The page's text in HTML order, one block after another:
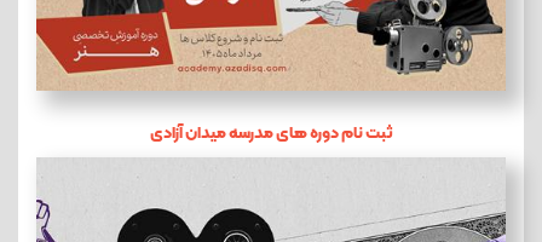
ثبت نام دوره های مدرسه میدان آزادی